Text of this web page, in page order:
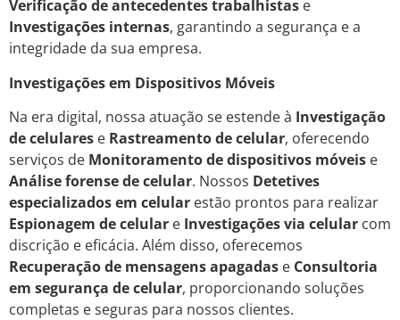
Verificação de antecedentes trabalhistas e
Investigações internas, garantindo a segurança e a
integridade da sua empresa.
Investigações em Dispositivos Móveis
Na era digital, nossa atuação se estende à Investigação
de celulares e Rastreamento de celular, oferecendo
serviços de Monitoramento de dispositivos móveis e
Análise forense de celular. Nossos Detetives
especializados em celular estão prontos para realizar
Espionagem de celular e Investigações via celular com
discrição e eficácia. Além disso, oferecemos
Recuperação de mensagens apagadas e Consultoria
em segurança de celular, proporcionando soluções
completas e seguras para nossos clientes.